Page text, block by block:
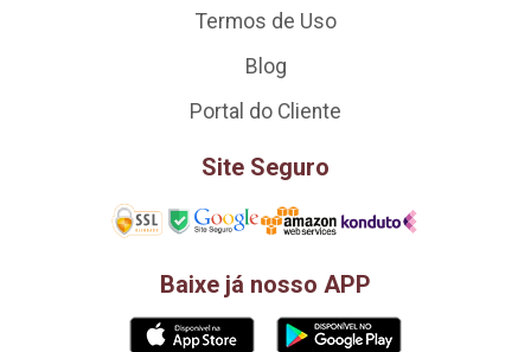
Termos de Uso
Blog
Portal do Cliente
Site Seguro
Baixe já nosso APP